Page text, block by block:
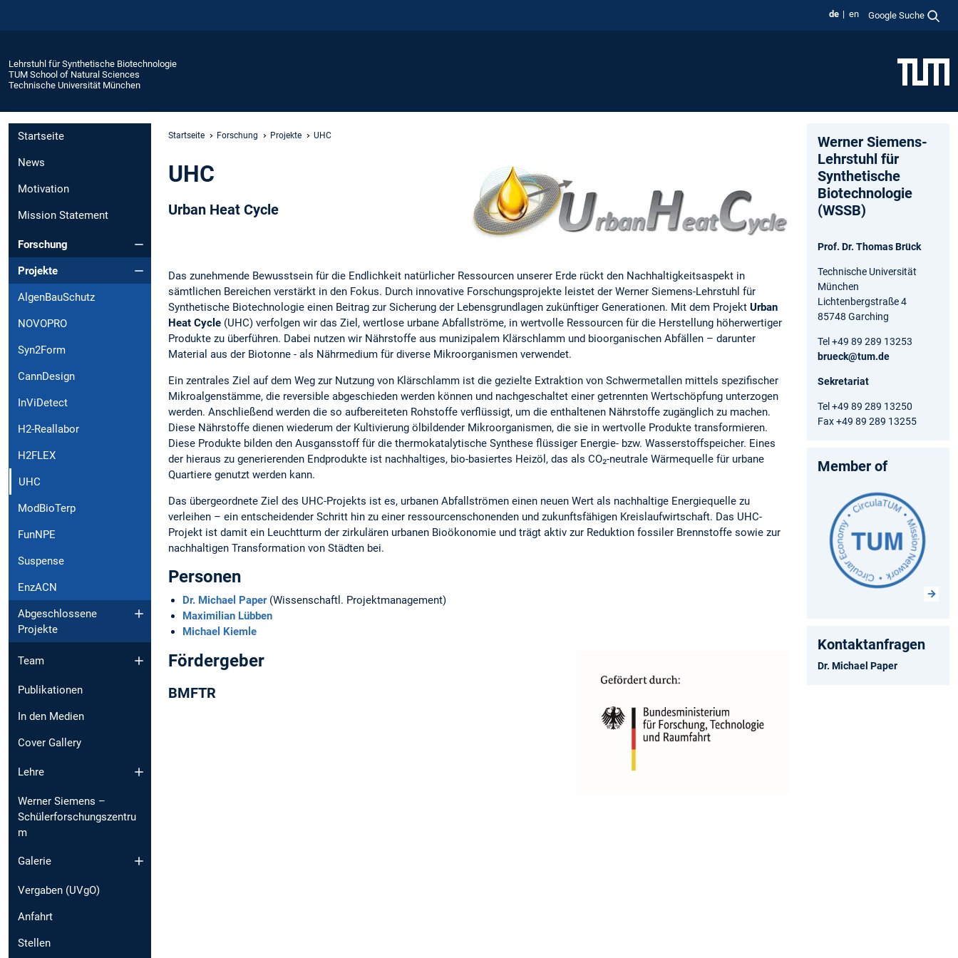
de en Google Suche
Lehrstuhl für Synthetische Biotechnologie
TUM School of Natural Sciences
Technische Universität München
Startseite
News
Motivation
Mission Statement
Forschung
Projekte
AlgenBauSchutz
NOVOPRO
Syn2Form
CannDesign
InViDetect
H2-Reallabor
H2FLEX
UHC
ModBioTerp
FunNPE
Suspense
EnzACN
Abgeschlossene
Projekte
Team
Publikationen
In den Medien
Cover Gallery
Lehre
Werner Siemens –
Schülerforschungszentru
m
Galerie
Vergaben (UVgO)
Anfahrt
Stellen
Startseite Forschung Projekte UHC
UHC
Urban Heat Cycle
Das zunehmende Bewusstsein für die Endlichkeit natürlicher Ressourcen unserer Erde rückt den Nachhaltigkeitsaspekt in
sämtlichen Bereichen verstärkt in den Fokus. Durch innovative Forschungsprojekte leistet der Werner Siemens-Lehrstuhl für
Synthetische Biotechnologie einen Beitrag zur Sicherung der Lebensgrundlagen zukünftiger Generationen. Mit dem Projekt Urban
Heat Cycle (UHC) verfolgen wir das Ziel, wertlose urbane Abfallströme, in wertvolle Ressourcen für die Herstellung höherwertiger
Produkte zu überführen. Dabei nutzen wir Nährstoffe aus munizipalem Klärschlamm und bioorganischen Abfällen – darunter
Material aus der Biotonne - als Nährmedium für diverse Mikroorganismen verwendet.
Ein zentrales Ziel auf dem Weg zur Nutzung von Klärschlamm ist die gezielte Extraktion von Schwermetallen mittels spezifischer
Mikroalgenstämme, die reversible abgeschieden werden können und nachgeschaltet einer getrennten Wertschöpfung unterzogen
werden. Anschließend werden die so aufbereiteten Rohstoffe verflüssigt, um die enthaltenen Nährstoffe zugänglich zu machen.
Diese Nährstoffe dienen wiederum der Kultivierung ölbildender Mikroorganismen, die sie in wertvolle Produkte transformieren.
Diese Produkte bilden den Ausgansstoff für die thermokatalytische Synthese flüssiger Energie- bzw. Wasserstoffspeicher. Eines
der hieraus zu generierenden Endprodukte ist nachhaltiges, bio-basiertes Heizöl, das als CO₂-neutrale Wärmequelle für urbane
Quartiere genutzt werden kann.
Das übergeordnete Ziel des UHC-Projekts ist es, urbanen Abfallströmen einen neuen Wert als nachhaltige Energiequelle zu
verleihen – ein entscheidender Schritt hin zu einer ressourcenschonenden und zukunftsfähigen Kreislaufwirtschaft. Das UHC-
Projekt ist damit ein Leuchtturm der zirkulären urbanen Bioökonomie und trägt aktiv zur Reduktion fossiler Brennstoffe sowie zur
nachhaltigen Transformation von Städten bei.
Personen
Dr. Michael Paper(Wissenschaftl. Projektmanagement)
Maximilian Lübben
Michael Kiemle
Fördergeber
BMFTR
Werner Siemens-
Lehrstuhl für
Synthetische
Biotechnologie
(WSSB)
Prof. Dr. Thomas Brück
Technische Universität
München
Lichtenbergstraße 4
85748 Garching
Tel +49 89 289 13253
brueck@tum.de
Sekretariat
Tel +49 89 289 13250
Fax +49 89 289 13255
Member of
Kontaktanfragen
Dr. Michael Paper